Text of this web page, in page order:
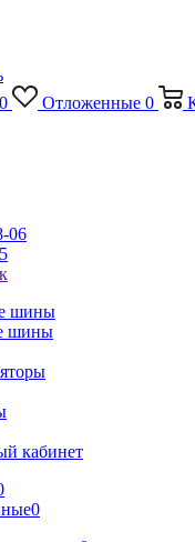
0 Отложенные 0
06
шины
шины
кабинет
0